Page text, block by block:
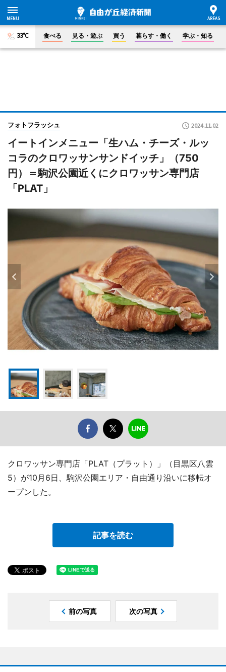
33°C 食べる 見る・遊ぶ 買う 暮らす・働く 学ぶ・知る
フォトフラッシュ 2024.11.02
イートインメニュー「生ハム・チーズ・ルッ
コラのクロワッサンサンドイッチ」（750
円）＝駒沢公園近くにクロワッサン専門店
「PLAT」
クロワッサン専門店「PLAT（プラット）」（目黒区八雲
5）が10月6日、駒沢公園エリア・自由通り沿いに移転オ
ープンした。
記事を読む
前の写真 次の写真